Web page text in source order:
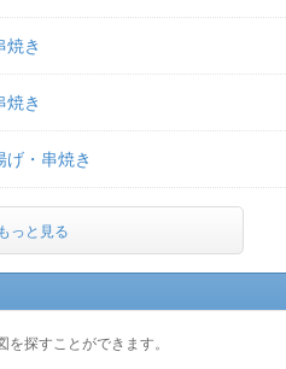
焼き
焼き
げ・串焼き
っと見る
探すことができます。